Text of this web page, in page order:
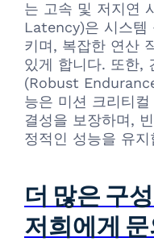
는 고속 및 저지연
Latency)은 시스템
키며, 복잡한 연산
있게 합니다. 또한,
(Robust
능은 미션 크리티
결성을 보장하며,
정적인 성능을 유지
더 많은 구
저희에게